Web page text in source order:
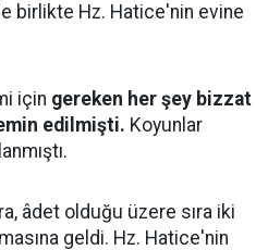
birlikte Hz. Hatice'nin evine
için gereken her şey bizzat
edilmişti. Koyunlar
âdet olduğu üzere sıra iki
geldi. Hz. Hatice'nin